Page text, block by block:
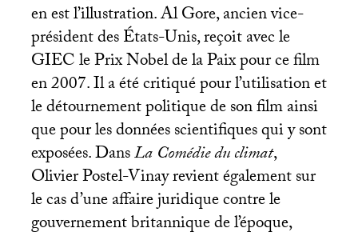
en est l’illustration. Al Gore, ancien vice-
président des États-Unis, reçoit avec le
GIECle Prix Nobel de la Paix pour ce film
en 2007. Il a été critiqué pour l’utilisation et
le détournement politique de son film ainsi
que pour les données scientifiques qui y sont
exposées. DansLa Comédie du climat,
Olivier Postel-Vinay revient également sur
le cas d’une affaire juridique contre le
gouvernement britannique de l’époque,